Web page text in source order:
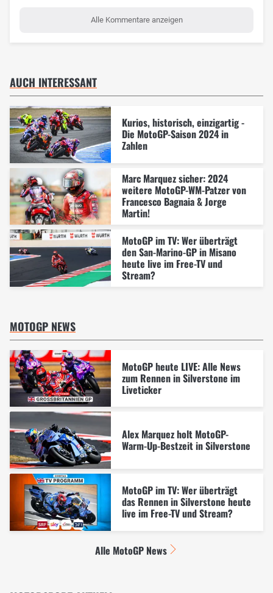
Alle Kommentare anzeigen
AUCH INTERESSANT
Kurios, historisch, einzigartig -
Die MotoGP-Saison 2024 in
Zahlen
Marc Marquez sicher: 2024
weitere MotoGP-WM-Patzer von
Francesco Bagnaia & Jorge
Martin!
MotoGP im TV: Wer überträgt
den San-Marino-GP in Misano
heute live im Free-TV und
Stream?
MOTOGP NEWS
MotoGP heute LIVE: Alle News
zum Rennen in Silverstone im
Liveticker
Alex Marquez holt MotoGP-
Warm-Up-Bestzeit in Silverstone
MotoGP im TV: Wer überträgt
das Rennen in Silverstone heute
live im Free-TV und Stream?
Alle MotoGP News